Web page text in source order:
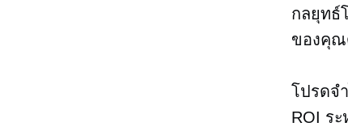
กลยุทธ์
ของคุณ
โปรดจ
ROI ร